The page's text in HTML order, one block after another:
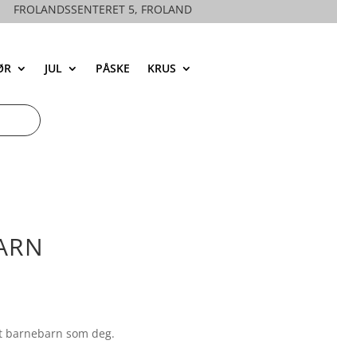
FROLANDSSENTERET 5, FROLAND
JUL PÅSKE
KRUS
barnebarn som deg.